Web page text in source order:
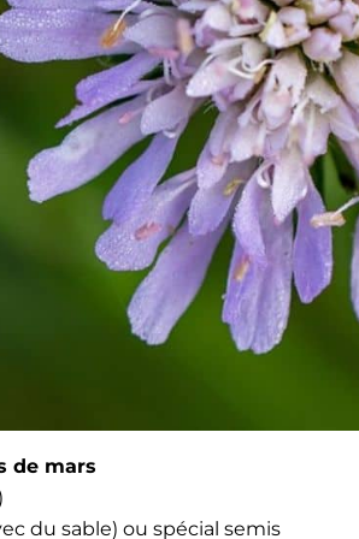
de mars
du sable) ou spé­cial semis